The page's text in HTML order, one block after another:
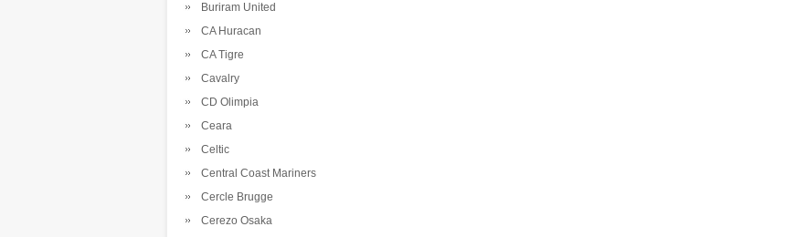
Buriram United
CA Huracan
CA Tigre
Cavalry
CD Olimpia
Ceara
Celtic
Central Coast Mariners
Cercle Brugge
Cerezo Osaka